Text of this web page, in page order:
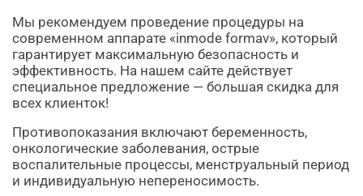
Мы рекомендуем проведение процедуры на
современном аппарате «inmode formav», который
гарантирует максимальную безопасность и
эффективность. На нашем сайте действует
специальное предложение — большая скидка для
всех клиенток!
Противопоказания включают беременность,
онкологические заболевания, острые
воспалительные процессы, менструальный период
и индивидуальную непереносимость.